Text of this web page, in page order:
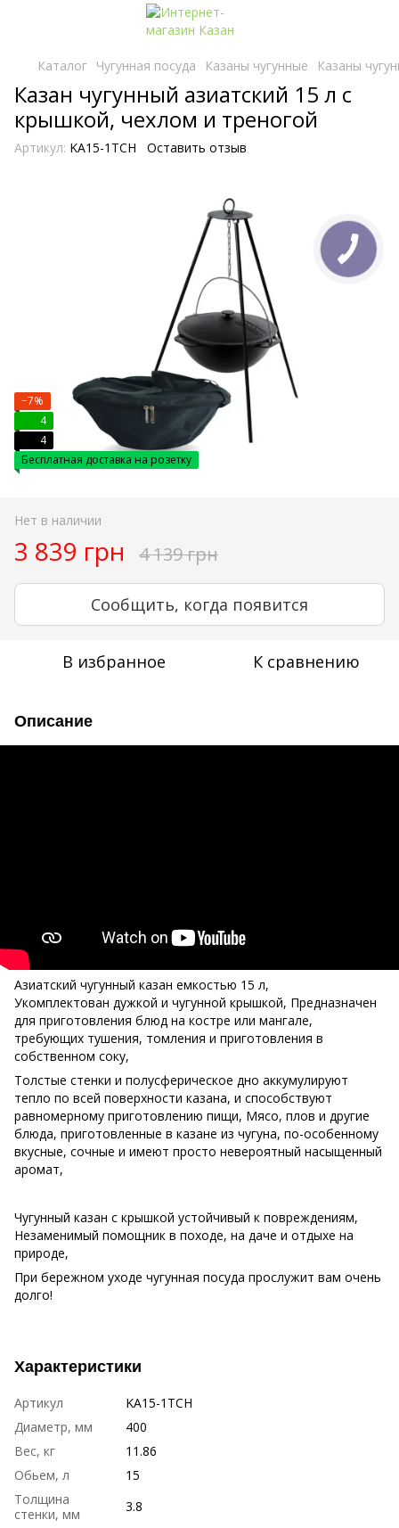
Каталог Чугунная посуда Казаны чугунные Казаны
Казан чугунный азиатский 15 л с
крышкой, чехлом и треногой
Артикул: KA15-1TCH Оставить отзыв
−7%
4
4
Бесплатная доставка на розетку
Нет в наличии
3 839 грн 4 139 грн
Сообщить, когда появится
В избранное К сравнению
Описание
Азиатский чугунный казан емкостью 15 л,
Укомплектован дужкой и чугунной крышкой, Предназначен
для приготовления блюд на костре или мангале,
требующих тушения, томления и приготовления в
собственном соку,
Толстые стенки и полусферическое дно аккумулируют
тепло по всей поверхности казана, и способствуют
равномерному приготовлению пищи, Мясо, плов и другие
блюда, приготовленные в казане из чугуна, по-особенному
вкусные, сочные и имеют просто невероятный насыщенный
аромат,
Чугунный казан с крышкой устойчивый к повреждениям,
Незаменимый помощник в походе, на даче и отдыхе на
природе,
При бережном уходе чугунная посуда прослужит вам очень
долго!
Характеристики
Артикул
KA15-1TCH
Диаметр, мм
400
Вес, кг
11.86
Обьем, л
15
Толщина
стенки, мм
3.8